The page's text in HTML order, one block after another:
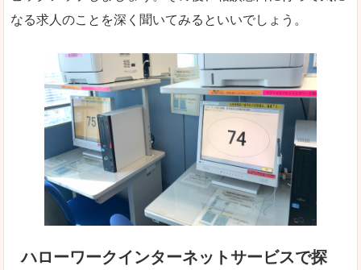
なる求人のことを深く聞いてみるといいでしょう。
ハローワークインターネットサービスで探